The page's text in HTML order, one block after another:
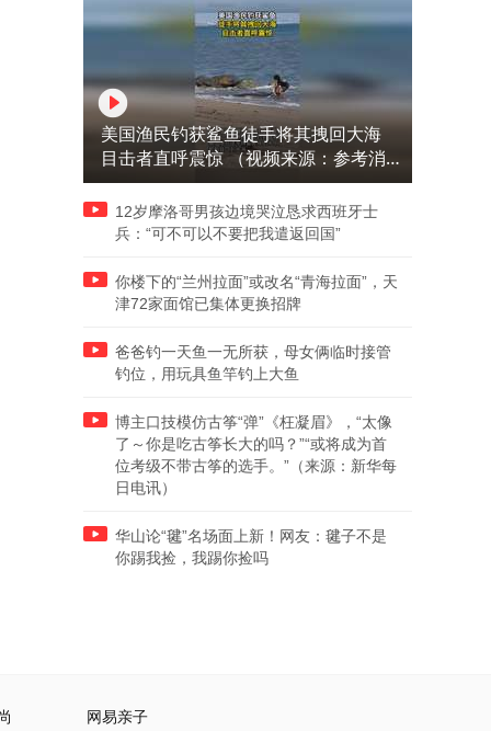
美国渔民钓获鲨鱼徒手将其拽回大海
目击者直呼震惊 （视频来源：参考消
息）
12岁摩洛哥男孩边境哭泣恳求西班牙士
兵：“可不可以不要把我遣返回国”
你楼下的“兰州拉面”或改名“青海拉面”，天
津72家面馆已集体更换招牌
爸爸钓一天鱼一无所获，母女俩临时接管
钓位，用玩具鱼竿钓上大鱼
博主口技模仿古筝“弹”《枉凝眉》，“太像
了～你是吃古筝长大的吗？”“或将成为首
位考级不带古筝的选手。”（来源：新华每
日电讯）
华山论“毽”名场面上新！网友：毽子不是
你踢我捡，我踢你捡吗
网易亲子